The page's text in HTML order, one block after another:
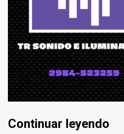
Continuar leyendo